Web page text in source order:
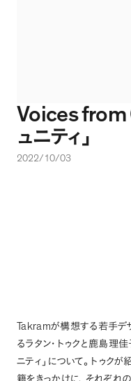
Voices from
ュニティ」
2022/10/03
Takramが構想する若手デ
るラタン・トゥクと鹿島理
ニティ 」 について。 トゥクが